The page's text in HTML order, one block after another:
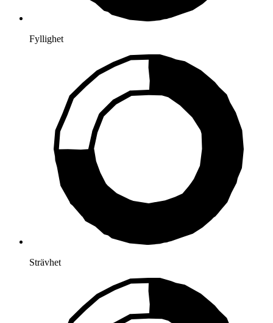
Fyllighet
Strävhet